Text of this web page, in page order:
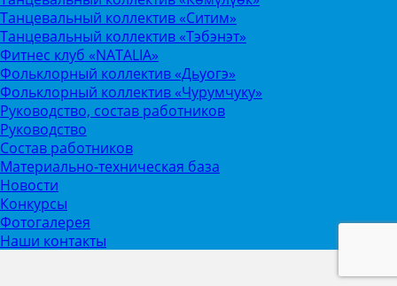
Танцевальный коллектив «Ситим»
Танцевальный коллектив «Тэбэнэт»
Фитнес клуб «NATALIA»
Фольклорный коллектив «Дьуогэ»
Фольклорный коллектив «Чурумчуку»
Руководство, состав работников
Руководство
Состав работников
Материально-техническая база
Новости
Конкурсы
Фотогалерея
Наши контакты